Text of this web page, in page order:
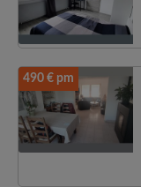
490 € pm